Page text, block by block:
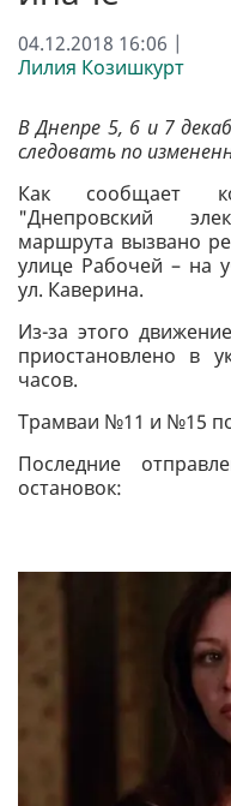
04.12.2018 16:06 |
Лилия Козишкурт
В Днепре 5, 6 и 7
следовать по
Как сообщает
"Днепровский
маршрута вызвано
улице Рабочей – на
ул. Каверина.
Из-за этого
приостановлено в
часов.
Трамваи №11 и №15
Последние
остановок: